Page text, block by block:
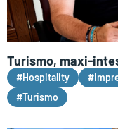
Turismo, maxi-
#Hospitality
#Turismo